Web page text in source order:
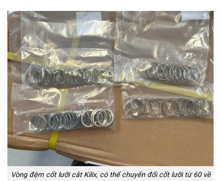
Vòng đệm cốt lưỡi cắt Kilix, có thể chuyển đổi cốt lưỡi từ 60 về